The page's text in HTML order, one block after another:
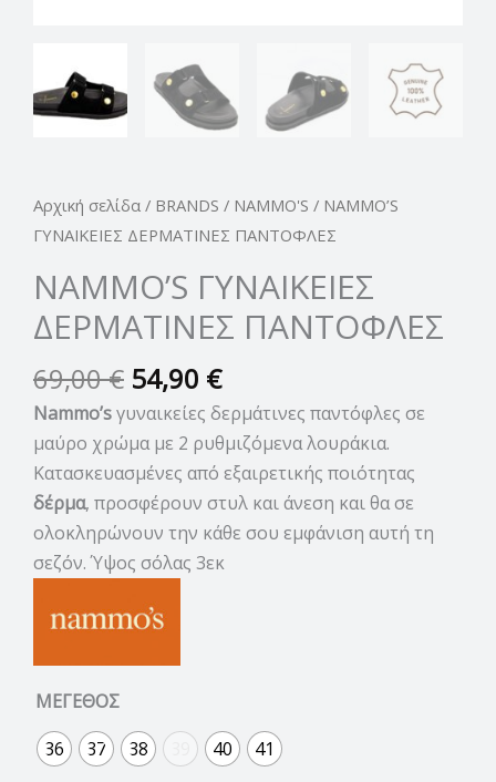
Αρχική σελίδα / BRANDS / NAMMO'S / NAMMO’S
ΓΥΝΑΙΚΕΙΕΣ ΔΕΡΜΑΤΙΝΕΣ ΠΑΝΤΟΦΛΕΣ
NAMMO’S ΓΥΝΑΙΚΕΙΕΣ
ΔΕΡΜΑΤΙΝΕΣ ΠΑΝΤΟΦΛΕΣ
69,00€ 54,90 €
Nammo’sγυναικείες δερμάτινες παντόφλες σε
μαύρο χρώμα με 2 ρυθμιζόμενα λουράκια.
Κατασκευασμένες από εξαιρετικής ποιότητας
δέρμα, προσφέρουν στυλ και άνεση και θα σε
ολοκληρώνουν την κάθε σου εμφάνιση αυτή τη
σεζόν. Ύψος σόλας 3εκ
ΜΕΓΕΘΟΣ
36
37 38 40 41